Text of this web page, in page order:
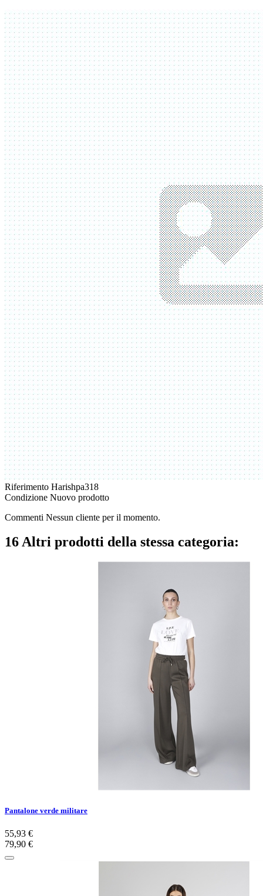
Riferimento Harishpa318
Condizione Nuovo prodotto
Commenti Nessun cliente per il momento.
16 Altri prodotti della stessa categoria:
Pantalone verde militare
55,93 €
79,90 €